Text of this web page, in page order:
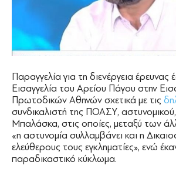
Παραγγελία για τη διενέργεια έρευνας
Εισαγγελία του Αρείου Πάγου στην
Πρωτοδικών Αθηνών σχετικά με τις
συνδικαλιστή της ΠΟΑΣΥ,
Μπαλάσκα, στις οποίες, μεταξύ των
«η αστυνομία συλλαμβάνει και η
ελεύθερους τους εγκληματίες», ενώ
παραδικαστικό κύκλωμα.